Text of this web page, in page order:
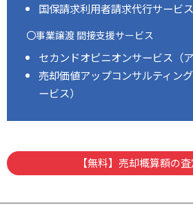
国保請求利用者請求代行サービス
〇事業譲渡 間接支援サービス
セカンドオピニオンサービス（
売却価値アップコンサルティン
ービス）
【無料】売却概算額の